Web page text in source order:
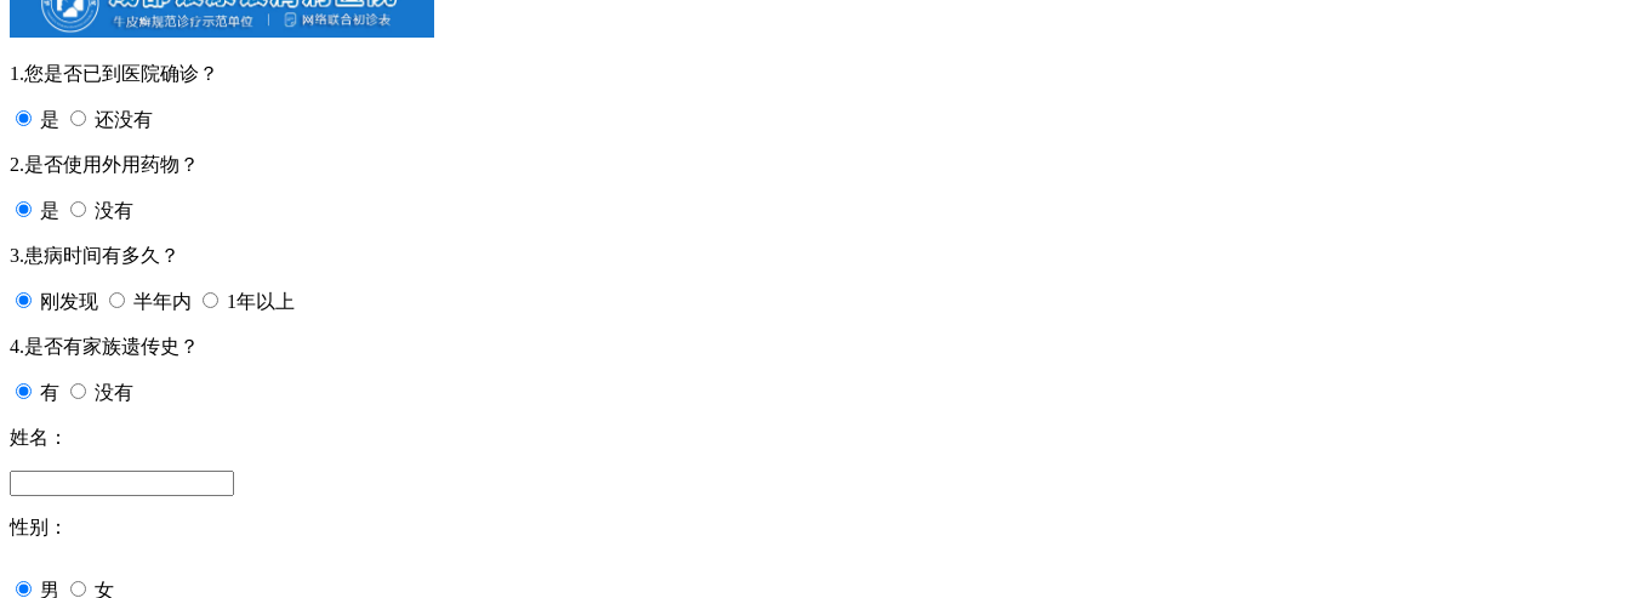
1.您是否已到医院确诊？
是 还没有
2.是否使用外用药物？
是 没有
3.患病时间有多久？
刚发现 半年内 1年以上
4.是否有家族遗传史？
有 没有
姓名：
性别：
男 女